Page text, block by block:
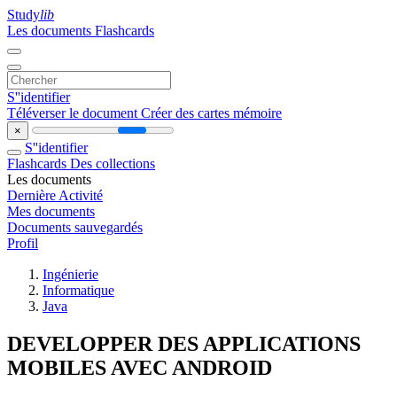
Studylib
Les documents Flashcards
S''identifier
Téléverser le document Créer des cartes mémoire
×
S''identifier
Flashcards Des collections
Les documents
Dernière Activité
Mes documents
Documents sauvegardés
Profil
Ingénierie
Informatique
Java
DEVELOPPER DES APPLICATIONS
MOBILES AVEC ANDROID